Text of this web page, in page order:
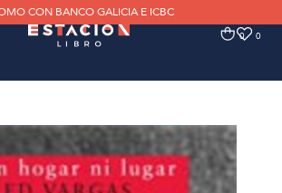
CON BANCO GALICIA E ICBC
0 0